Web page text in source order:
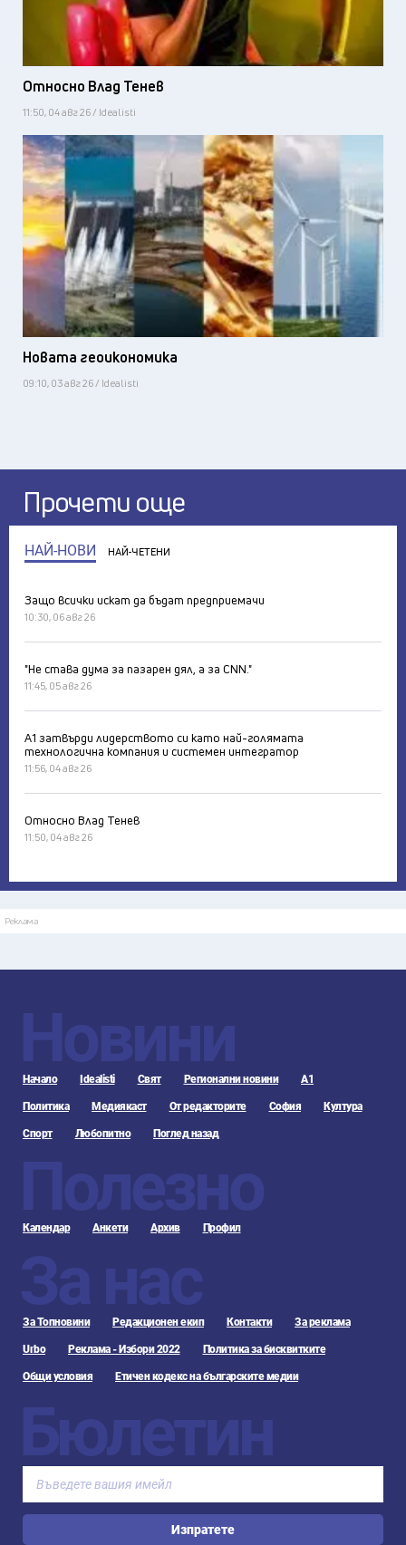
Относно Влад Тенев
11:50, 04 авг 26 / Idealisti
Новата геоикономика
09:10, 03 авг 26 / Idealisti
Прочети още
НАЙ-НОВИ НАЙ-ЧЕТЕНИ
Защо всички искат да бъдат предприемачи
10:30, 06 авг 26
"Не става дума за пазарен дял, а за CNN."
11:45, 05 авг 26
А1 затвърди лидерството си като най-голямата
технологична компания и системен интегратор
11:56, 04 авг 26
Относно Влад Тенев
11:50, 04 авг 26
Реклама
Новини
Начало Idealisti Свят Регионални новини А1
Политика Медиякаст От редакторите София Култура
Спорт Любопитно Поглед назад
Полезно
Календар Анкети Архив Профил
За нас
За Топновини Редакционен екип Контакти За реклама
Urbo Реклама - Избори 2022 Политика за бисквитките
Общи условия Етичен кодекс на българските медии
Бюлетин
Изпратете